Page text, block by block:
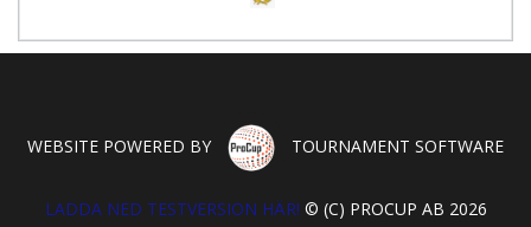
WEBSITE POWERED BY TOURNAMENT SOFTWARE
LADDA NED TESTVERSION HÄR! © (C) PROCUP AB 2026